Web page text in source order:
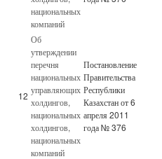
национальных
компаний
12
Об
утверждении
перечня
национальных
управляющих
холдингов,
национальных
холдингов,
национальных
компаний
Постановление
Правительства
Республики
Казахстан от 6
апреля 2011
года № 376